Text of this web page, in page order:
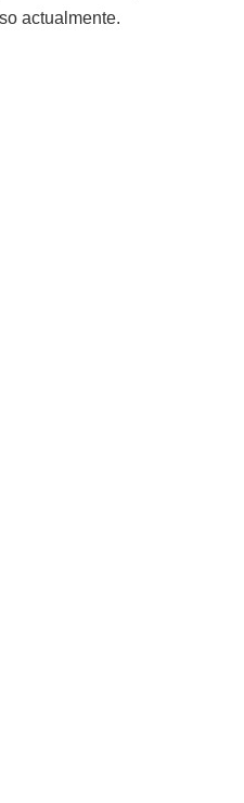
actualmente.